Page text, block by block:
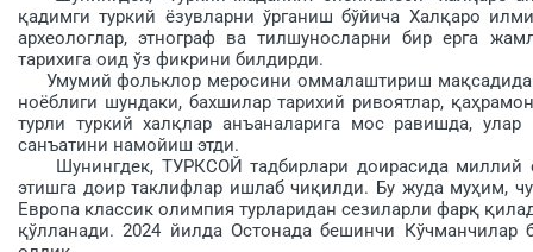
қадимги туркий ёзувларни ўрганиш бўйича Халқаро
археологлар, этнограф ва тилшуносларни бир ерга
тарихига оид ўз фикрини билдирди.
Умумий фольклор меросини оммалаштириш мақсадида
ноёблиги шундаки, бахшилар тарихий ривоятлар,
турли туркий халқлар анъаналарига мос равишда,
санъатини намойиш этди.
Шунингдек, ТУРКСОЙ тадбирлари доирасида миллий
этишга доир таклифлар ишлаб чиқилди. Бу жуда муҳим,
Европа классик олимпия турларидан сезиларли фарқ
қўлланади. 2024 йилда Остонада бешинчи Кўчманчилар